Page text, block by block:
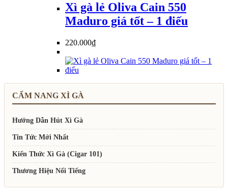
Xì gà lẻ Oliva Cain 550
Maduro giá tốt – 1 điếu
220.000₫
CẨM NANG XÌ GÀ
Hướng Dẫn Hút Xì Gà
Tin Tức Mới Nhất
Kiến Thức Xì Gà (Cigar 101)
Thương Hiệu Nổi Tiếng